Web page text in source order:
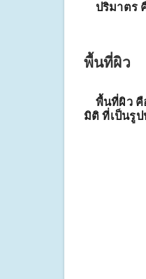
ปริมาตร
พื้นที่ผิว
พื้นที่ผิว คื
มิติ ที่เป็นรู